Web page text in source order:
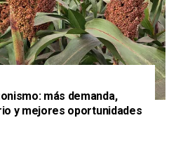
más demanda,
y mejores oportunidades